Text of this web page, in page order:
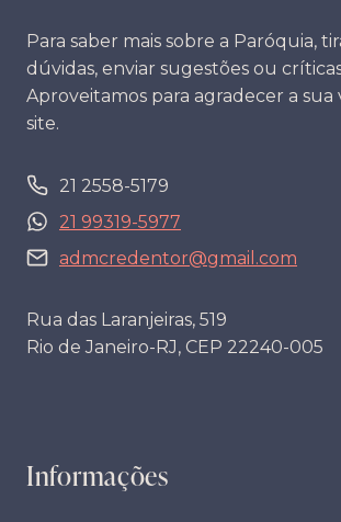
Para saber mais sobre a Paróquia,
dúvidas, enviar sugestões ou
Aproveitamos para agradecer a sua
site.
21 2558-5179
21 99319-5977
admcredentor@gmail.com
Rua das Laranjeiras, 519
Rio de Janeiro-RJ, CEP 22240-005
Informações